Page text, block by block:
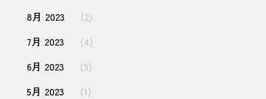
8月 2023
(2)
7月 2023
(4)
6月 2023
(3)
5月 2023
(1)